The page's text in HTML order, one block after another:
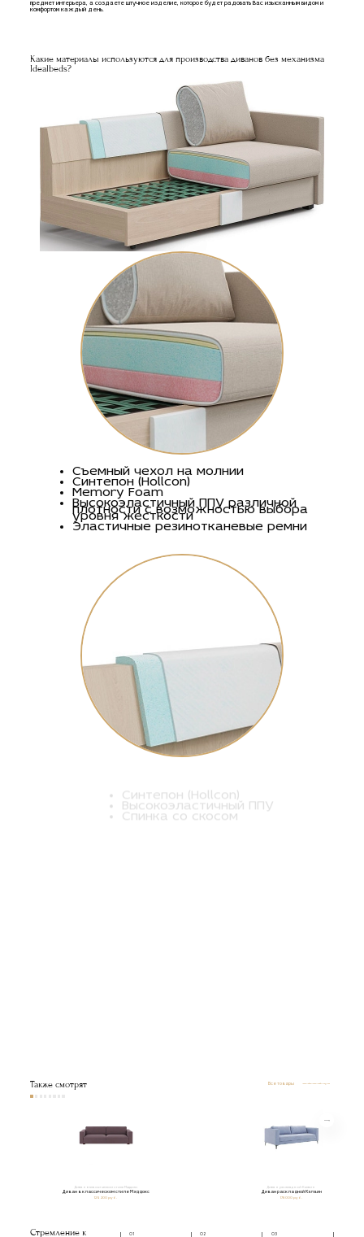
предмет интерьера, а создаете штучное изделие, которое будет радовать Вас изысканным видом и
комфортом каждый день.
Какие материалы используются для производства диванов без механизма
Idealbeds?
Съемный чехол на молнии
Синтепон (Hollcon)
Memory Foam
Высокоэластичный ППУ различной
плотности c возможностью выбора
уровня жесткости
Эластичные резинотканевые ремни
Высокоэластичный ППУ
Спинка со скосом
Также смотрят Все товары
Диван в классическом стиле Мэддокс
Диван в классическом стиле Мэддокс
125 200 руб.
Диван раскладной Кэлвин
Диван раскладной Кэлвин
178 000 руб.
Стремление к
01
02
03